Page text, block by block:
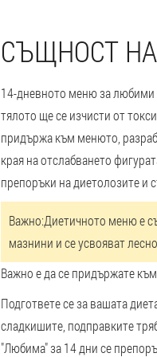
СЪЩНОСТ
14-дневното меню за любими
тялото ще се изчисти от
придържа към менюто,
края на отслабването
препоръки на диетолозите и
Важно:Диетичното меню е
мазнини и се усвояват
Важно е да се придържате
Подгответе се за вашата
сладкишите, подправките
"Любима" за 14 дни се